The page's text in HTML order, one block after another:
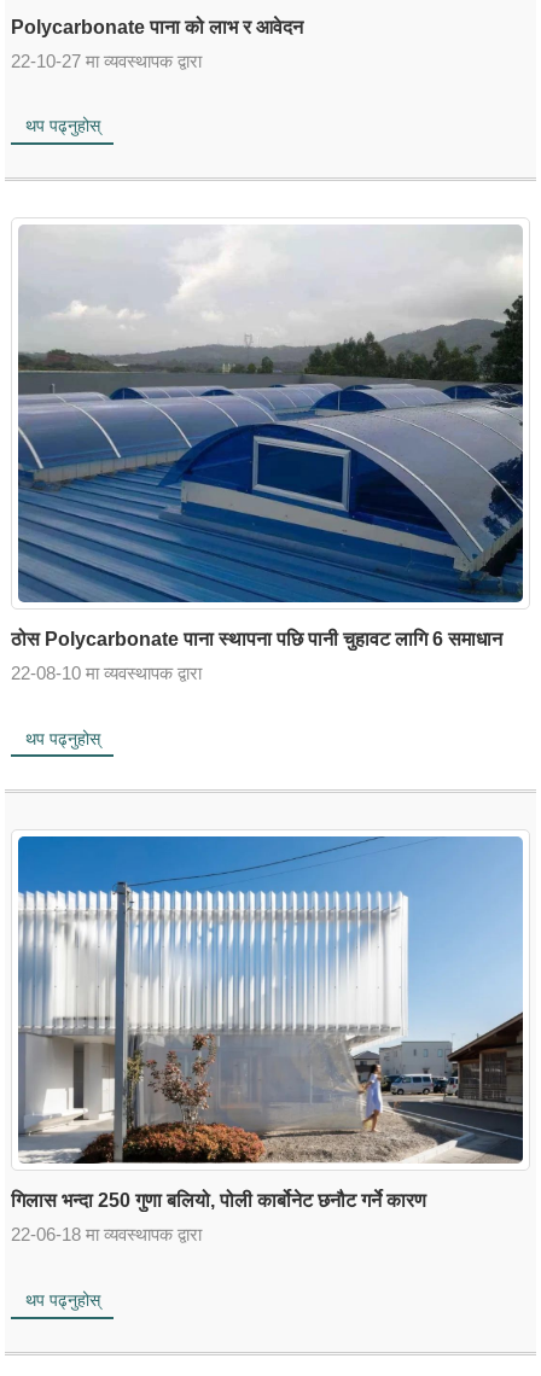
Polycarbonate पाना को लाभ र आवेदन
22-10-27 मा व्यवस्थापक द्वारा
थप पढ्नुहोस्
ठोस Polycarbonate पाना स्थापना पछि पानी चुहावट लागि 6 समाधान
22-08-10 मा व्यवस्थापक द्वारा
थप पढ्नुहोस्
गिलास भन्दा 250 गुणा बलियो, पोली कार्बोनेट छनौट गर्ने कारण
22-06-18 मा व्यवस्थापक द्वारा
थप पढ्नुहोस्